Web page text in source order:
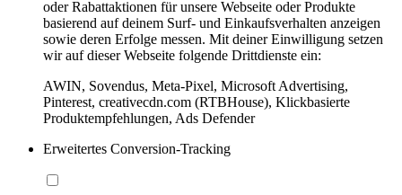
oder Rabattaktionen für unsere Webseite oder Produkte
basierend auf deinem Surf- und Einkaufsverhalten anzeigen
sowie deren Erfolge messen. Mit deiner Einwilligung setzen
wir auf dieser Webseite folgende Drittdienste ein:
AWIN, Sovendus, Meta-Pixel, Microsoft Advertising,
Pinterest, creativecdn.com (RTBHouse), Klickbasierte
Produktempfehlungen, Ads Defender
Erweitertes Conversion-Tracking